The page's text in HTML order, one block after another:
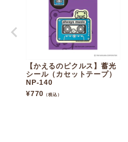
【かえるのピクルス】蓄光
シール（カセットテープ）
NP-140
¥770 （税込）